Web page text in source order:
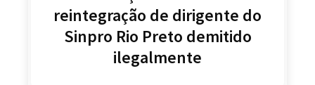
reintegração de dirigente do
Sinpro Rio Preto demitido
ilegalmente